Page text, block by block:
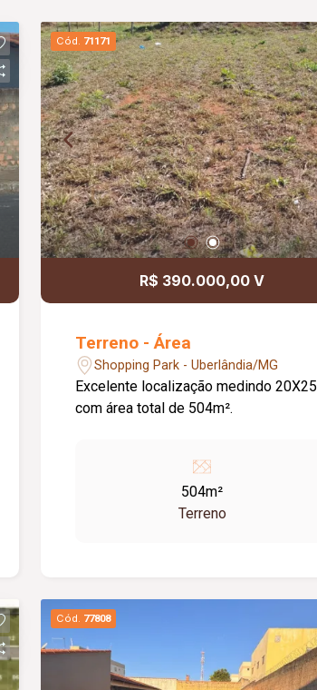
Cód. 71171
R$ 390.000,00 V
Terreno - Área
Shopping Park - Uberlândia/MG
Excelente localização medindo 20X25
com área total de 504m².
504m²
Terreno
Cód. 77808